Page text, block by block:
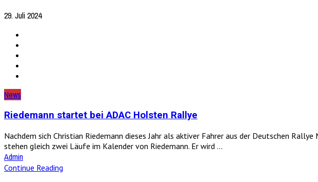
29. Juli 2024
News
Riedemann startet bei ADAC Holsten Rallye
Nachdem sich Christian Riedemann dieses Jahr als aktiver Fahrer aus der Deutschen
stehen gleich zwei Läufe im Kalender von Riedemann. Er wird ...
Admin
Continue Reading